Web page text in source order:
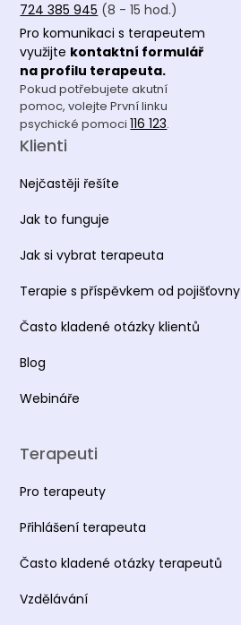
724 385 945 (8 - 15 hod.)
Pro komunikaci s terapeutem
využijte kontaktní formulář
na profilu terapeuta.
Pokud potřebujete akutní
pomoc, volejte První linku
psychické pomoci116 123.
Klienti
Nejčastěji řešíte
Jak to funguje
Jak si vybrat terapeuta
Terapie s příspěvkem od pojišťovny
Často kladené otázky klientů
Blog
Webináře
Terapeuti
Pro terapeuty
Přihlášení terapeuta
Často kladené otázky terapeutů
Vzdělávání